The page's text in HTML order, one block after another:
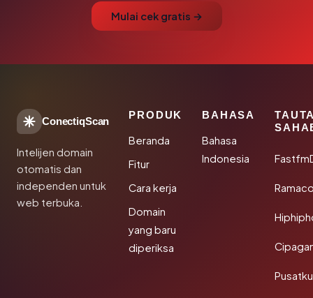
Mulai cek gratis →
ConectiqScan
Intelijen domain
otomatis dan
independen untuk
web terbuka.
PRODUK
Beranda
Fitur
Cara kerja
Domain
yang baru
diperiksa
BAHASA
Bahasa
Indonesia